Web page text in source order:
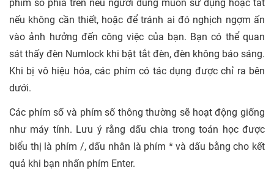
phím số phía trên nếu người dùng muốn sử dụng hoặc tắt
nếu không cần thiết, hoặc để tránh ai đó nghịch ngợm ấn
vào ảnh hưởng đến công việc của bạn. Bạn có thể quan
sát thấy đèn Numlock khi bật tắt đèn, đèn không báo sáng.
Khi bị vô hiệu hóa, các phím có tác dụng được chỉ ra bên
dưới.
Các phím số và phím số thông thường sẽ hoạt động giống
như máy tính. Lưu ý rằng dấu chia trong toán học được
biểu thị là phím /, dấu nhân là phím * và dấu bằng cho kết
quả khi bạn nhấn phím Enter.